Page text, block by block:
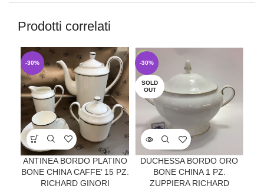
Prodotti correlati
-30%
ANTINEA BORDO PLATINO
BONE CHINA CAFFE’ 15 PZ.
RICHARD GINORI
-30%
SOLD
OUT
DUCHESSA BORDO ORO
BONE CHINA 1 PZ.
ZUPPIERA RICHARD